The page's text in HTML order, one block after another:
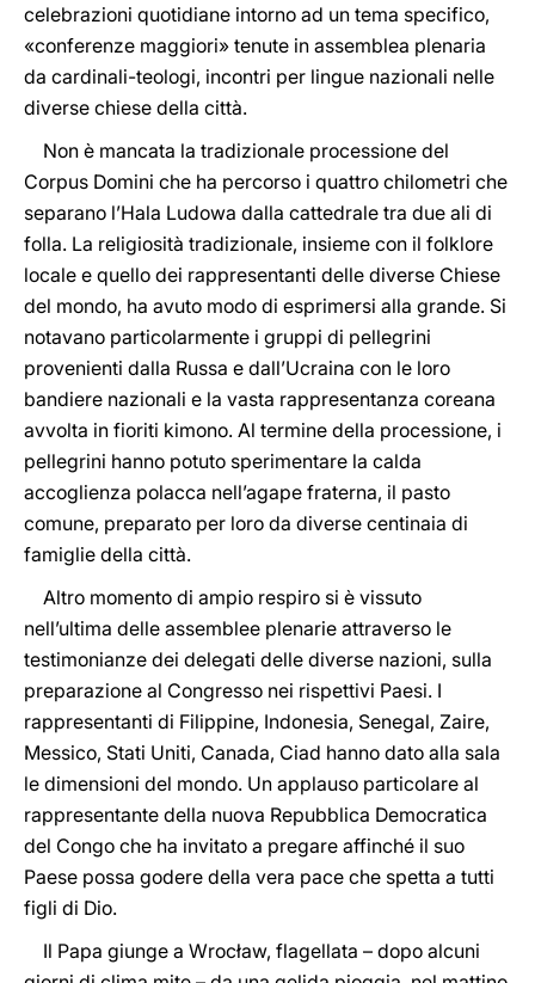
celebrazioni quotidiane intorno ad un tema specifico,
«conferenze maggiori» tenute in assemblea plenaria
da cardinali-teologi, incontri per lingue nazionali nelle
diverse chiese della città.
Non è mancata la tradizionale processione del
Corpus Domini che ha percorso i quattro chilometri che
separano l’Hala Ludowa dalla cattedrale tra due ali di
folla. La religiosità tradizionale, insieme con il folklore
locale e quello dei rappresentanti delle diverse Chiese
del mondo, ha avuto modo di esprimersi alla grande. Si
notavano particolarmente i gruppi di pellegrini
provenienti dalla Russa e dall’Ucraina con le loro
bandiere nazionali e la vasta rappresentanza coreana
avvolta in fioriti kimono. Al termine della processione, i
pellegrini hanno potuto sperimentare la calda
accoglienza polacca nell’agape fraterna, il pasto
comune, preparato per loro da diverse centinaia di
famiglie della città.
Altro momento di ampio respiro si è vissuto
nell’ultima delle assemblee plenarie attraverso le
testimonianze dei delegati delle diverse nazioni, sulla
preparazione al Congresso nei rispettivi Paesi. I
rappresentanti di Filippine, Indonesia, Senegal, Zaire,
Messico, Stati Uniti, Canada, Ciad hanno dato alla sala
le dimensioni del mondo. Un applauso particolare al
rappresentante della nuova Repubblica Democratica
del Congo che ha invitato a pregare affinché il suo
Paese possa godere della vera pace che spetta a tutti
figli di Dio.
Il Papa giunge a Wrocław, flagellata – dopo alcuni